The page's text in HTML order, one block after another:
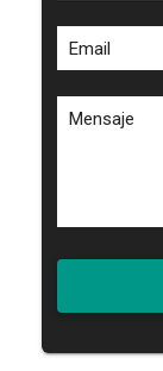
Email
Mensaje